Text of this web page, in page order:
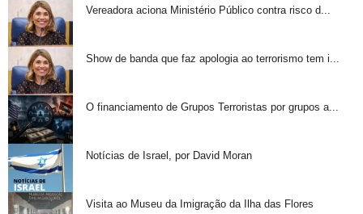
Vereadora aciona Ministério Público contra risco d...
Show de banda que faz apologia ao terrorismo tem i...
O financiamento de Grupos Terroristas por grupos a...
Notícias de Israel, por David Moran
Visita ao Museu da Imigração da Ilha das Flores